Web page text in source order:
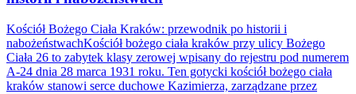
Kościół Bożego Ciała Kraków: przewodnik po historii i
nabożeństwachKościół bożego ciała kraków przy ulicy Bożego
Ciała 26 to zabytek klasy zerowej wpisany do rejestru pod numerem
A-24 dnia 28 marca 1931 roku. Ten gotycki kościół bożego ciała
kraków stanowi serce duchowe Kazimierza, zarządzane przez